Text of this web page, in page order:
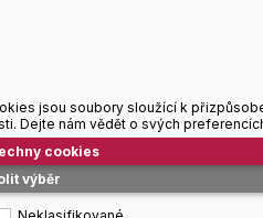
jsou soubory sloužící k
Dejte nám vědět o svých
výběr
cookies